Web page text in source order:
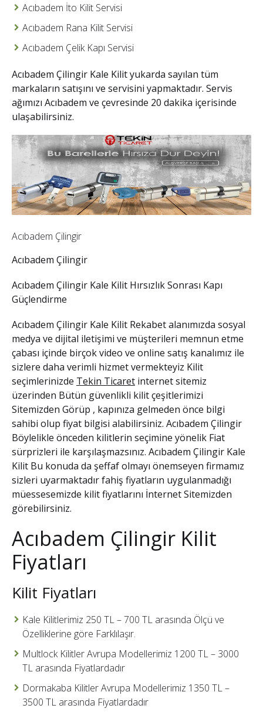
Acıbadem İto Kilit Servisi
Acıbadem Rana Kilit Servisi
Acıbadem Çelik Kapı Servisi
Acıbadem Çilingir Kale Kilityukarda sayılan tüm
markaların satışını ve servisini yapmaktadır. Servis
ağımızı Acıbadem ve çevresinde 20 dakika içerisinde
ulaşabilirsiniz.
Acıbadem Çilingir
Acıbadem Çilingir
Acıbadem Çilingir Kale Kilit Hırsızlık Sonrası Kapı
Güçlendirme
Acıbadem Çilingir Kale Kilit Rekabet alanımızda sosyal
medya ve dijital iletişimi ve müşterileri memnun etme
çabası içinde birçok video ve online satış kanalımız ile
sizlere daha verimli hizmet vermekteyiz Kilit
seçimlerinizde Tekin Ticaret internet sitemiz
üzerinden Bütün güvenlikli kilit çeşitlerimizi
Sitemizden Görüp , kapınıza gelmeden önce bilgi
sahibi olup fiyat bilgisi alabilirsiniz. Acıbadem Çilingir
Böylelikle önceden kilitlerin seçimine yönelik Fiat
sürprizleri ile karşılaşmazsınız. Acıbadem Çilingir Kale
Kilit Bu konuda da şeffaf olmayı önemseyen firmamız
sizleri uyarmaktadır fahiş fiyatların uygulanmadığı
müessesemizde kilit fiyatlarını İnternet Sitemizden
görebilirsiniz.
Acıbadem Çilingir Kilit
Fiyatları
Kilit Fiyatları
Kale Kilitlerimiz 250 TL – 700 TL arasında Ölçü ve
Özelliklerine göre Farklılaşır.
Multlock Kilitler Avrupa Modellerimiz 1200 TL – 3000
TL arasında Fiyatlardadır
Dormakaba Kilitler Avrupa Modellerimiz 1350 TL –
3500 TL arasında Fiyatlardadır